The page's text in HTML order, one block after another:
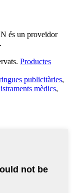
és un proveïdor
Productes
publicitàries,
mèdics,